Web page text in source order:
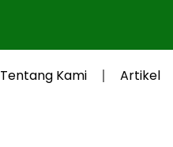
Tentang Kami Artikel